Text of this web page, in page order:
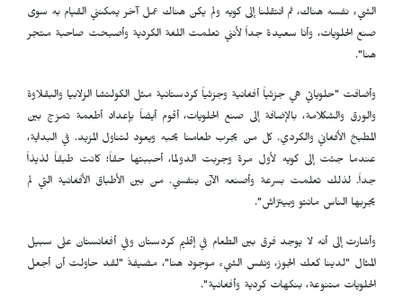
الشيء نفسه هناك، ثم انتقلنا إلى كويه ولم يكن هناك عمل آخر يمكنني القيام به سوى
صنع الحلويات، وأنا سعيدة جداً لأنني تعلمت اللغة الكردية وأصبحت صاحبة متجر
هنا".
وأضافت "حلوياتي هي جزئياً أفغانية وجزئياً كردستانية مثل الكولتشا الزلابيا والبقلاوة
والورق والشكلامة، بالإضافة إلى صنع الحلويات، أقوم أيضاً بإعداد أطعمة تمزج بين
المطبخ الأفغاني والكردي. كل من يجرب طعامنا يحبه ويعود لتناول المزيد. في البداية،
عندما جئت إلى كويه لأول مرة وجربت الدولما، أحببتها حقاً؛ كانت طبقاً لذيذاً
جداً. لذلك تعلمت بسرعة وأصنعه الآن بنفسي. من بين الأطباق الأفغانية التي لم
يجربها الناس مانتو وبيتزاش".
وأشارت إلى أنه لا يوجد فرق بين الطعام في إقليم كردستان وفي أفغانستان على سبيل
المثال "لدينا كعك الجوز، ونفس الشيء موجود هنا"، مضيفةً "لقد حاولت أن أجعل
الحلويات متنوعة، بنكهات كردية وأفغانية".